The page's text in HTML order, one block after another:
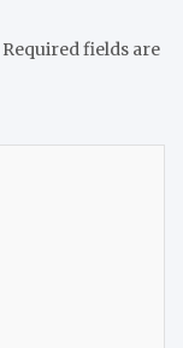
Required fields are